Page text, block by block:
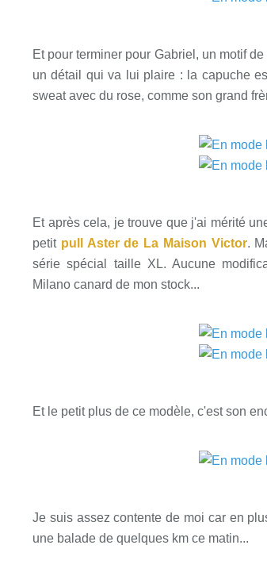
Et pour terminer pour Gabriel, un motif
un détail qui va lui plaire : la capuche
sweat avec du rose, comme son grand
Et après cela, je trouve que j'ai mérité
petit pull Aster de La Maison Victor.
série spécial taille XL. Aucune
Milano canard de mon stock...
Et le petit plus de ce modèle, c'est son
Je suis assez contente de moi car en
une balade de quelques km ce matin...